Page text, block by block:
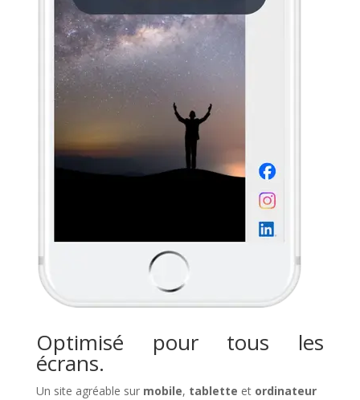
Optimisé pour tous les
écrans.
Un site agréable sur mobile, tablette et ordinateur